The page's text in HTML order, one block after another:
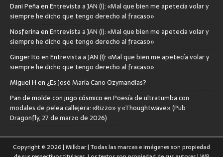
Dani PeñaenEntrevista a JAN (I): «Mal que bien me apetecía volar y
siempre he dicho que tengo derecho al fracaso»
NosferinaenEntrevista a JAN (I): «Mal que bien me apetecía volar y
siempre he dicho que tengo derecho al fracaso»
Ginger ItoenEntrevista a JAN (I): «Mal que bien me apetecía volar y
siempre he dicho que tengo derecho al fracaso»
Miguel Hen¿Es José María Cano Ozymandias?
Pan de molde con jugo cósmicoenPoesía de ultratumba con
modales de pelea callejera: «Rizzo» y «Thoughtwave» (Pub
Dragonfly, 27 de marzo de 2026)
Copyright © 2026 | Milkbar | Todas las marcas e imágenes son propiedad